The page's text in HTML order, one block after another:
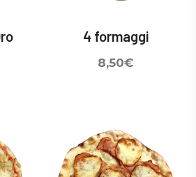
4 formaggi
8,50€